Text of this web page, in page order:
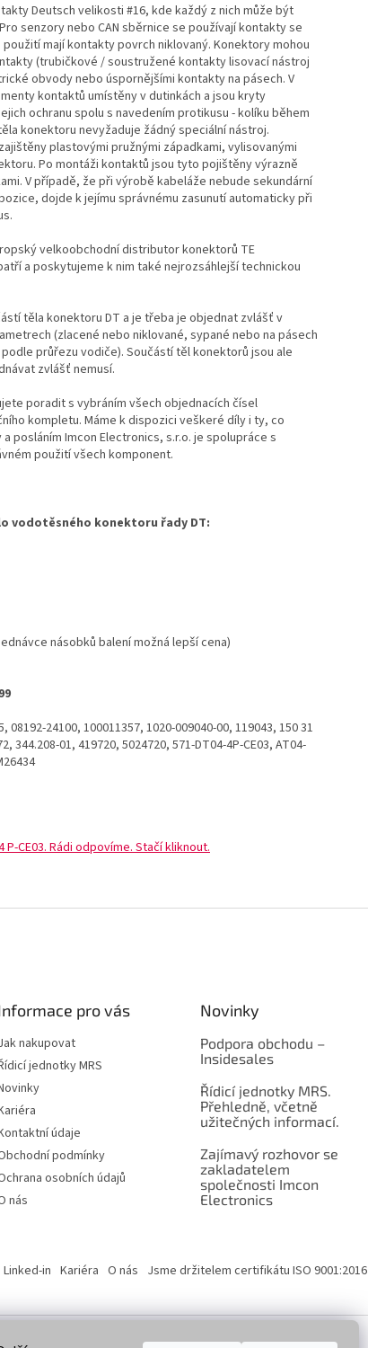
Deutsch velikosti #16, kde každý z nich může být
senzory nebo CAN sběrnice se používají kontakty se
mají kontakty povrch niklovaný. Konektory mohou
(trubičkové / soustružené kontakty lisovací nástroj
obvody nebo úspornějšími kontakty na pásech. V
kontaktů umístěny v dutinkách a jsou kryty
ochranu spolu s navedením protikusu - kolíku během
konektoru nevyžaduje žádný speciální nástroj.
plastovými pružnými západkami, vylisovanými
Po montáži kontaktů jsou tyto pojištěny výrazně
V případě, že při výrobě kabeláže nebude sekundární
dojde k jejímu správnému zasunutí automaticky při
velkoobchodní distributor konektorů TE
a poskytujeme k nim také nejrozsáhlejší technickou
těla konektoru DT a je třeba je objednat zvlášť v
(zlacené nebo niklované, sypané nebo na pásech
průřezu vodiče). Součástí těl konektorů jsou ale
zvlášť nemusí.
poradit s vybráním všech objednacích čísel
kompletu. Máme k dispozici veškeré díly i ty, co
posláním Imcon Electronics, s.r.o. je spolupráce s
použití všech komponent.
vodotěsného konektoru řady DT:
násobků balení možná lepší cena)
24100, 100011357, 1020-009040-00, 119043, 150 31
344.208-01, 419720, 5024720, 571-DT04-4P-CE03, AT04-
CE03. Rádi odpovíme. Stačí kliknout.
pro vás
nakupovat
jednotky MRS
údaje
podmínky
osobních údajů
nás
Novinky
Podpora obchodu –
Insidesales
Řídicí jednotky MRS.
Přehledně, včetně
užitečných informací.
Zajímavý rozhovor se
zakladatelem
společnosti Imcon
Electronics
Linked-in Kariéra O nás Jsme držitelem certifikátu ISO 9001:2016